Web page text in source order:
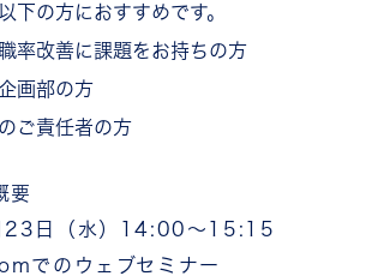
下の⽅におすすめです。
率改善に課題をお持ちの方
画部の方
ご責任者の方
要
23日（水）14:00～15:15
でのウェブセミナー